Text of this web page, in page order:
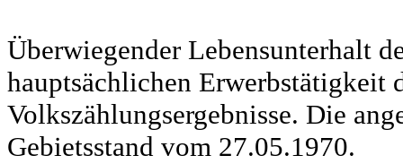
Überwiegender Lebensunterhalt
hauptsächlichen Erwerbstätigkeit
Volkszählungsergebnisse. Die
Gebietsstand vom 27.05.1970.